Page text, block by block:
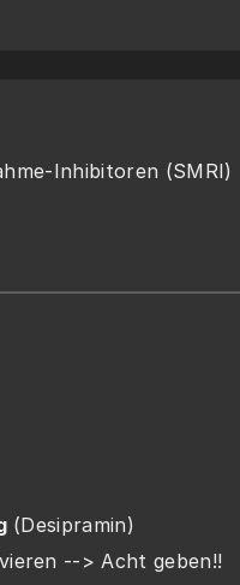
Inhibitoren (SMRI)
(Desipramin)
--> Acht geben!!